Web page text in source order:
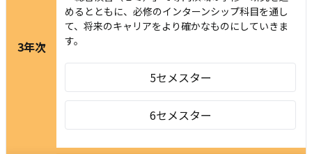
3年次
めるとともに、必修のインターンシップ科目を通し
て、将来のキャリアをより確かなものにしていきま
す。
5セメスター
6セメスター